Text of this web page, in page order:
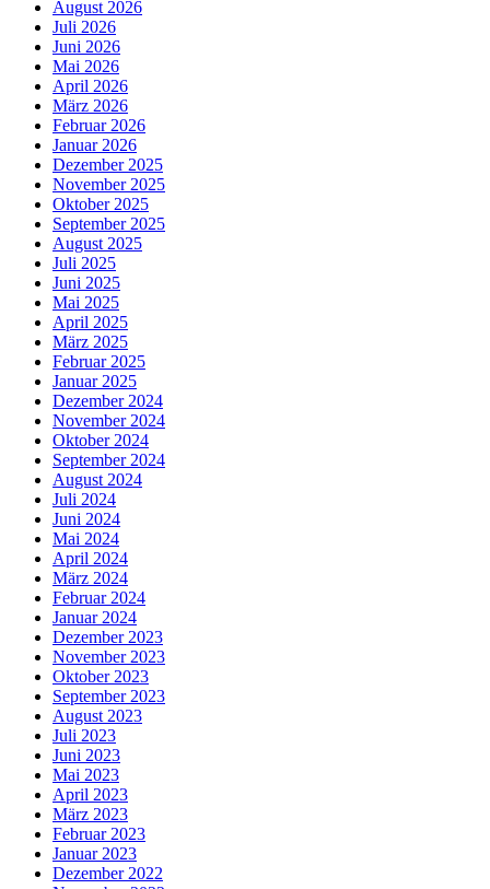
August 2026
Juli 2026
Juni 2026
Mai 2026
April 2026
März 2026
Februar 2026
Januar 2026
Dezember 2025
November 2025
Oktober 2025
September 2025
August 2025
Juli 2025
Juni 2025
Mai 2025
April 2025
März 2025
Februar 2025
Januar 2025
Dezember 2024
November 2024
Oktober 2024
September 2024
August 2024
Juli 2024
Juni 2024
Mai 2024
April 2024
März 2024
Februar 2024
Januar 2024
Dezember 2023
November 2023
Oktober 2023
September 2023
August 2023
Juli 2023
Juni 2023
Mai 2023
April 2023
März 2023
Februar 2023
Januar 2023
Dezember 2022